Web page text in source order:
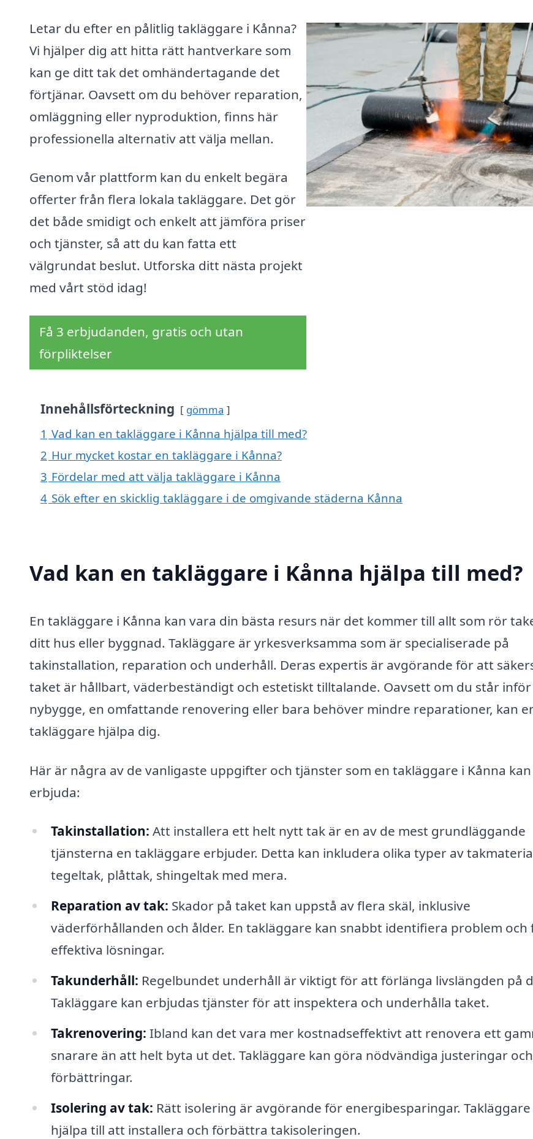
Letar du efter en pålitlig takläggare i Kånna?
Vi hjälper dig att hitta rätt hantverkare som
kan ge ditt tak det omhändertagande det
förtjänar. Oavsett om du behöver reparation,
omläggning eller nyproduktion, finns här
professionella alternativ att välja mellan.
Genom vår plattform kan du enkelt begära
offerter från flera lokala takläggare. Det gör
det både smidigt och enkelt att jämföra priser
och tjänster, så att du kan fatta ett
välgrundat beslut. Utforska ditt nästa projekt
med vårt stöd idag!
Få 3 erbjudanden, gratis och utan
förpliktelser
Innehållsförteckning gömma
1 Vad kan en takläggare i Kånna hjälpa till med?
2 Hur mycket kostar en takläggare i Kånna?
3 Fördelar med att välja takläggare i Kånna
4 Sök efter en skicklig takläggare i de omgivande städerna Kånna
Vad kan en takläggare i Kånna hjälpa till med?
En takläggare i Kånna kan vara din bästa resurs när det kommer till allt som rör
ditt hus eller byggnad. Takläggare är yrkesverksamma som är specialiserade på
takinstallation, reparation och underhåll. Deras expertis är avgörande för att
taket är hållbart, väderbeständigt och estetiskt tilltalande. Oavsett om du står
nybygge, en omfattande renovering eller bara behöver mindre reparationer, kan
takläggare hjälpa dig.
Här är några av de vanligaste uppgifter och tjänster som en takläggare i Kånna kan
erbjuda:
Takinstallation: Att installera ett helt nytt tak är en av de mest grundläggande
tjänsterna en takläggare erbjuder. Detta kan inkludera olika typer av
tegeltak, plåttak, shingeltak med mera.
Reparation av tak: Skador på taket kan uppstå av flera skäl, inklusive
väderförhållanden och ålder. En takläggare kan snabbt identifiera problem och
effektiva lösningar.
Takunderhåll: Regelbundet underhåll är viktigt för att förlänga livslängden på
Takläggare kan erbjudas tjänster för att inspektera och underhålla taket.
Takrenovering: Ibland kan det vara mer kostnadseffektivt att renovera ett
snarare än att helt byta ut det. Takläggare kan göra nödvändiga justeringar och
förbättringar.
Isolering av tak: Rätt isolering är avgörande för energibesparingar. Takläggare
hjälpa till att installera och förbättra takisoleringen.